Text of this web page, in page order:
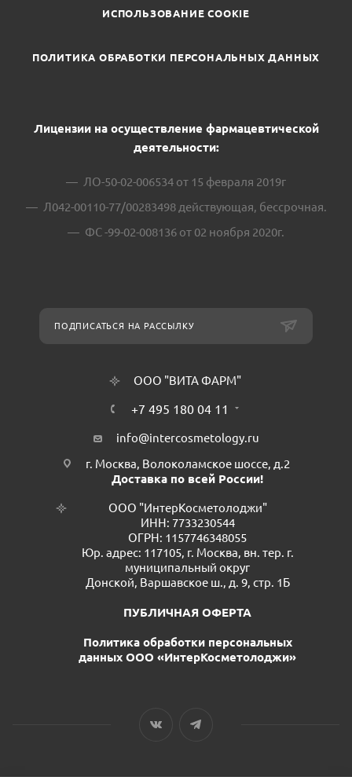
ИСПОЛЬЗОВАНИЕ COOKIE
ПОЛИТИКА ОБРАБОТКИ ПЕРСОНАЛЬНЫХ ДАННЫХ
Лицензии на осуществление фармацевтической
деятельности:
ЛО-50-02-006534 от 15 февраля 2019г
Л042-00110-77/00283498 действующая, бессрочная.
ФС -99-02-008136 от 02 ноября 2020г.
ПОДПИСАТЬСЯ НА РАССЫЛКУ
ООО "ВИТА ФАРМ"
+7 495 180 04 11
info@intercosmetology.ru
г. Москва, Волоколамское шоссе, д.2
Доставка по всей России!
ООО "ИнтерКосметолоджи"
ИНН: 7733230544
ОГРН: 1157746348055
Юр. адрес: 117105, г. Москва, вн. тер. г.
муниципальный округ
Донской, Варшавское ш., д. 9, стр. 1Б
ПУБЛИЧНАЯ ОФЕРТА
Политика обработки персональных
данных ООО «ИнтерКосметолоджи»